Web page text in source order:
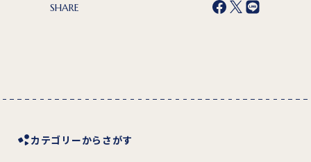
SHARE
カテゴリーからさがす